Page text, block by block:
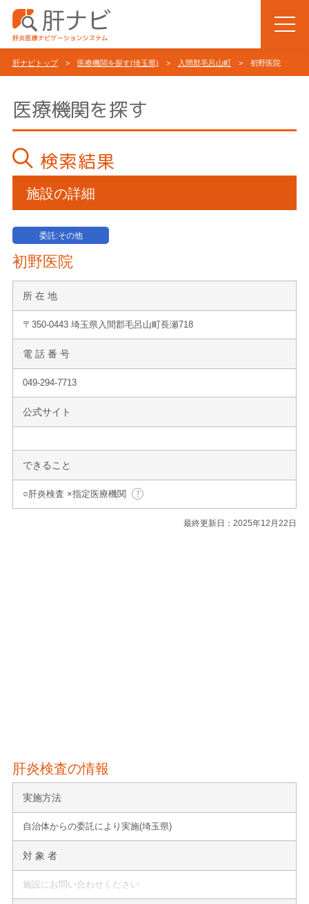
肝ナビトップ> 医療機関を探す(埼玉県) > 入間郡毛呂山町 > 初野医院
医療機関を探す
検索結果
施設の詳細
委託:その他
初野医院
所 在 地
〒350-0443 埼玉県入間郡毛呂山町長瀬718
電 話 番 号
049-294-7713
公式サイト
できること
○肝炎検査 ×指定医療機関
最終更新日：2025年12月22日
肝炎検査の情報
実施方法
自治体からの委託により実施(埼玉県)
対 象 者
施設にお問い合わせください